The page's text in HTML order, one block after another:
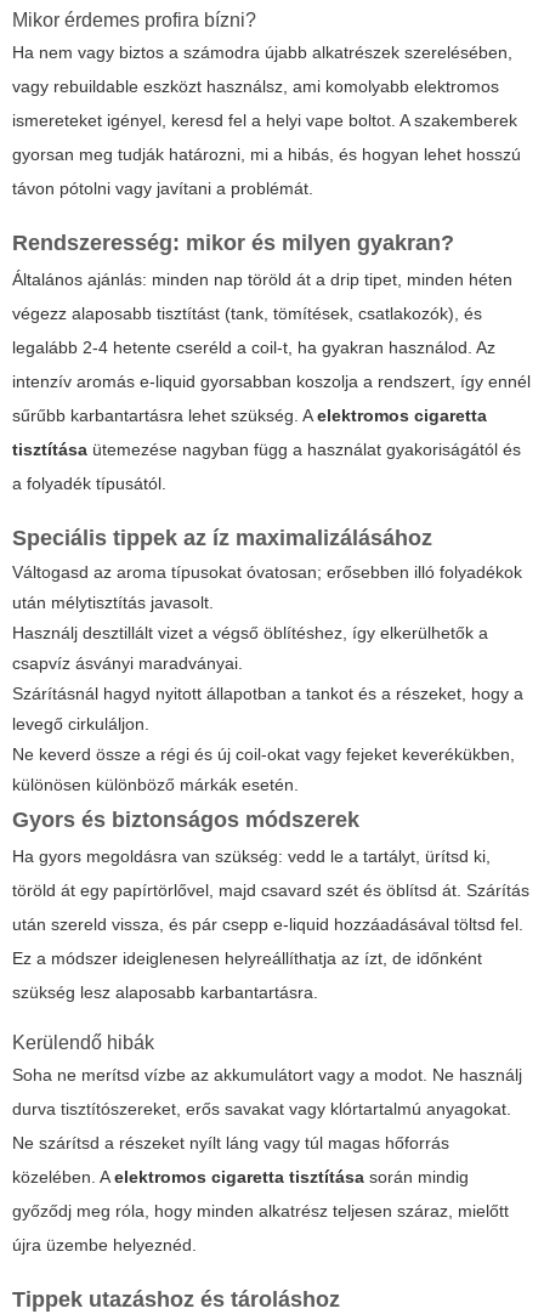
Mikor érdemes profira bízni?
Ha nem vagy biztos a számodra újabb alkatrészek szerelésében,
vagy rebuildable eszközt használsz, ami komolyabb elektromos
ismereteket igényel, keresd fel a helyi vape boltot. A szakemberek
gyorsan meg tudják határozni, mi a hibás, és hogyan lehet hosszú
távon pótolni vagy javítani a problémát.
Rendszeresség: mikor és milyen gyakran?
Általános ajánlás: minden nap töröld át a drip tipet, minden héten
végezz alaposabb tisztítást (tank, tömítések, csatlakozók), és
legalább 2-4 hetente cseréld a coil-t, ha gyakran használod. Az
intenzív aromás e-liquid gyorsabban koszolja a rendszert, így ennél
sűrűbb karbantartásra lehet szükség. Aelektromos cigaretta
tisztítása ütemezése nagyban függ a használat gyakoriságától és
a folyadék típusától.
Speciális tippek az íz maximalizálásához
Váltogasd az aroma típusokat óvatosan; erősebben illó folyadékok
után mélytisztítás javasolt.
Használj desztillált vizet a végső öblítéshez, így elkerülhetők a
csapvíz ásványi maradványai.
Szárításnál hagyd nyitott állapotban a tankot és a részeket, hogy a
levegő cirkuláljon.
Ne keverd össze a régi és új coil-okat vagy fejeket keverékükben,
különösen különböző márkák esetén.
Gyors és biztonságos módszerek
Ha gyors megoldásra van szükség: vedd le a tartályt, ürítsd ki,
töröld át egy papírtörlővel, majd csavard szét és öblítsd át. Szárítás
után szereld vissza, és pár csepp e-liquid hozzáadásával töltsd fel.
Ez a módszer ideiglenesen helyreállíthatja az ízt, de időnként
szükség lesz alaposabb karbantartásra.
Kerülendő hibák
Soha ne merítsd vízbe az akkumulátort vagy a modot. Ne használj
durva tisztítószereket, erős savakat vagy klórtartalmú anyagokat.
Ne szárítsd a részeket nyílt láng vagy túl magas hőforrás
közelében. Aelektromos cigaretta tisztítása során mindig
győződj meg róla, hogy minden alkatrész teljesen száraz, mielőtt
újra üzembe helyeznéd.
Tippek utazáshoz és tároláshoz